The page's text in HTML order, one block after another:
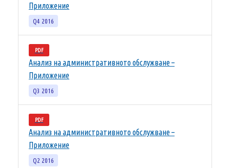
Приложение
Q4 2016
PDF
Анализ на административното обслужване –
Приложение
Q3 2016
PDF
Анализ на административното обслужване –
Приложение
Q2 2016